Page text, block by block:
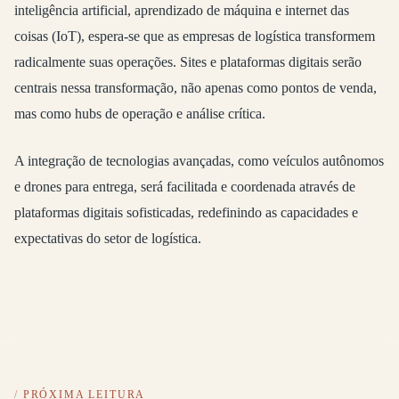
inteligência artificial, aprendizado de máquina e internet das
coisas (IoT), espera-se que as empresas de logística transformem
radicalmente suas operações. Sites e plataformas digitais serão
centrais nessa transformação, não apenas como pontos de venda,
mas como hubs de operação e análise crítica.
A integração de tecnologias avançadas, como veículos autônomos
e drones para entrega, será facilitada e coordenada através de
plataformas digitais sofisticadas, redefinindo as capacidades e
expectativas do setor de logística.
PRÓXIMA LEITURA